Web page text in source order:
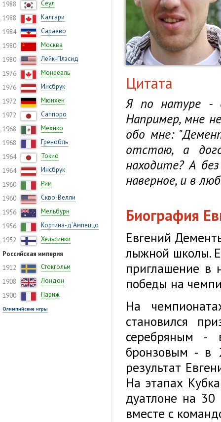
1988
Сеул
1988
Калгари
1984
Сараево
1980
Москва
1980
Лейк-Плэсид
1976
Монреаль
1976
Инсбрук
1972
Мюнхен
1972
Саппоро
1968
Мехико
1968
Гренобль
1964
Токио
1964
Инсбрук
1960
Рим
1960
Скво-Велли
1956
Мельбурн
1956
Кортина-д’Ампеццо
1952
Хельсинки
Российская империя
1912
Стокгольм
1908
Лондон
1900
Париж
Олимпийские игры
Цитата
Я по натуре -
Например, мне
обо мне:
отстаю, а
находите? А
наверное, и в
Биография
Евгений
лыжной школы.
приглашение в
победы на
На
становился
серебряным
бронзовым - в
результат
На этапах
дуатлоне на
вместе с